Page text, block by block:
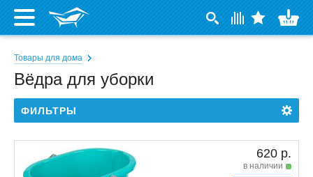
Товары для дома
Вёдра для уборки
ФИЛЬТРЫ
620 р.
в наличии